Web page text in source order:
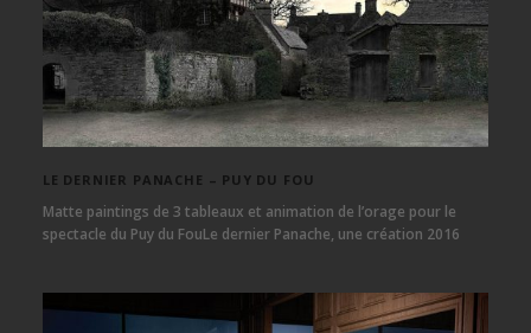
LE DERNIER PANACHE – PUY DU FOU
Matte paintings de 3 tableaux et animation de l’orage pour le
spectacle du Puy du FouLe dernier Panache, une création 2016